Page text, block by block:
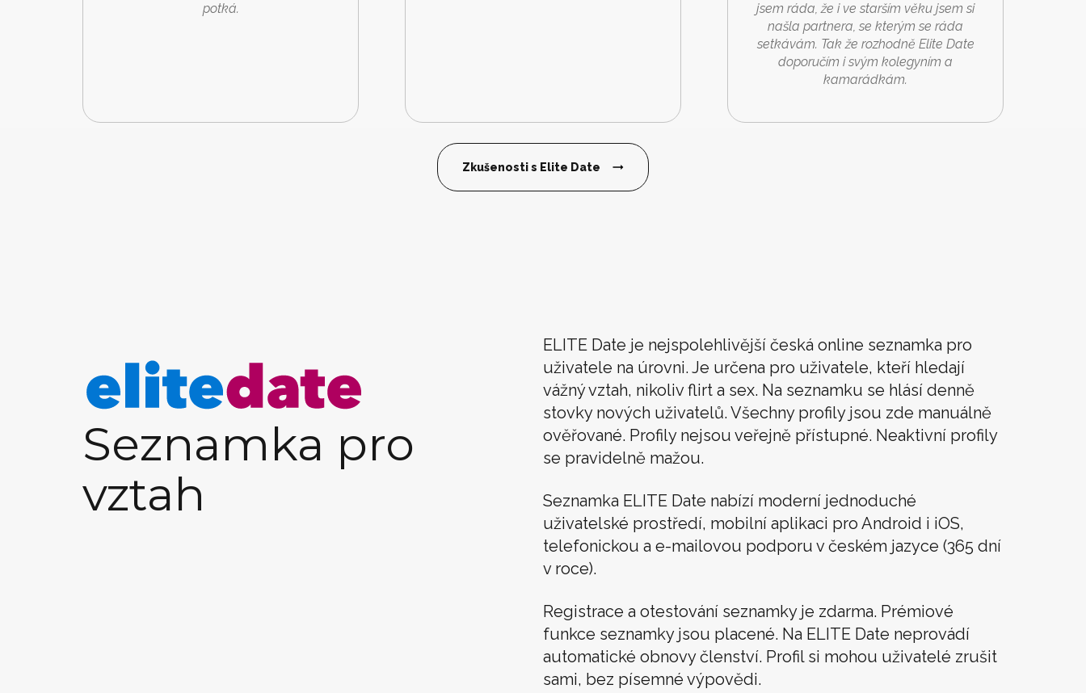
potká.
jsem ráda, že i ve starším věku jsem si
našla partnera, se kterým se ráda
setkávám. Tak že rozhodně Elite Date
doporučím i svým kolegyním a
kamarádkám.
Zkušenosti s Elite Date
Seznamka pro
vztah
ELITE Date je nejspolehlivější česká online seznamka pro
uživatele na úrovni. Je určena pro uživatele, kteří hledají
vážný vztah, nikoliv flirt a sex. Na seznamku se hlásí denně
stovky nových uživatelů. Všechny profily jsou zde manuálně
ověřované. Profily nejsou veřejně přístupné. Neaktivní profily
se pravidelně mažou.
Seznamka ELITE Date nabízí moderní jednoduché
uživatelské prostředí, mobilní aplikaci pro Android i iOS,
telefonickou a e-mailovou podporu v českém jazyce (365 dní
v roce).
Registrace a otestování seznamky je zdarma. Prémiové
funkce seznamky jsou placené. Na ELITE Date neprovádí
automatické obnovy členství. Profil si mohou uživatelé zrušit
sami, bez písemné výpovědi.